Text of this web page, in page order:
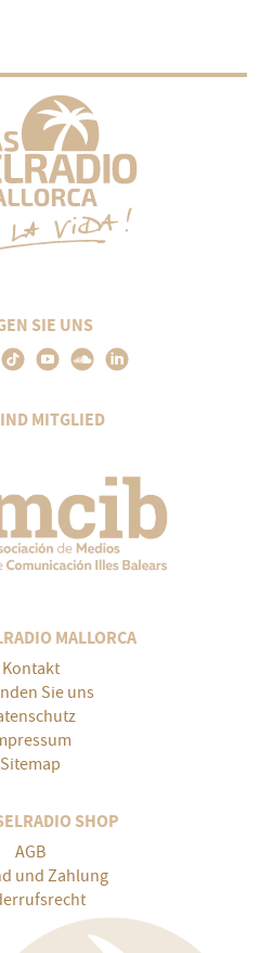
SIE UNS
MITGLIED
MALLORCA
Kontakt
Sie uns
Sitemap
SHOP
AGB
und Zahlung